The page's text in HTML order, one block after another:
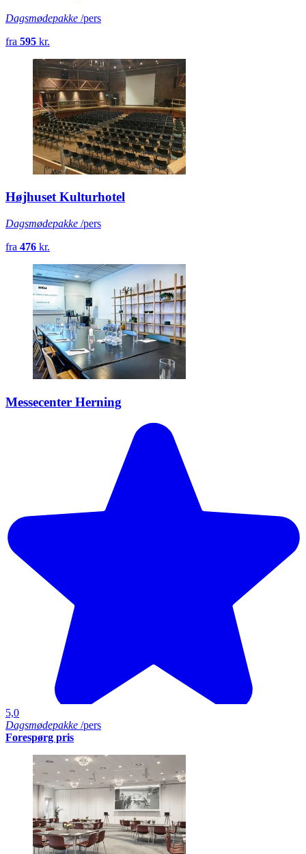
Dagsmødepakke /pers
fra 595 kr.
Højhuset Kulturhotel
Dagsmødepakke /pers
fra 476 kr.
Messecenter Herning
5,0
Dagsmødepakke /pers
Forespørg pris